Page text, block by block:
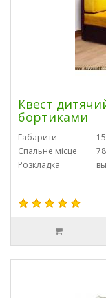
Квест
бортиками
Габарити
Спальне місце
Розкладка